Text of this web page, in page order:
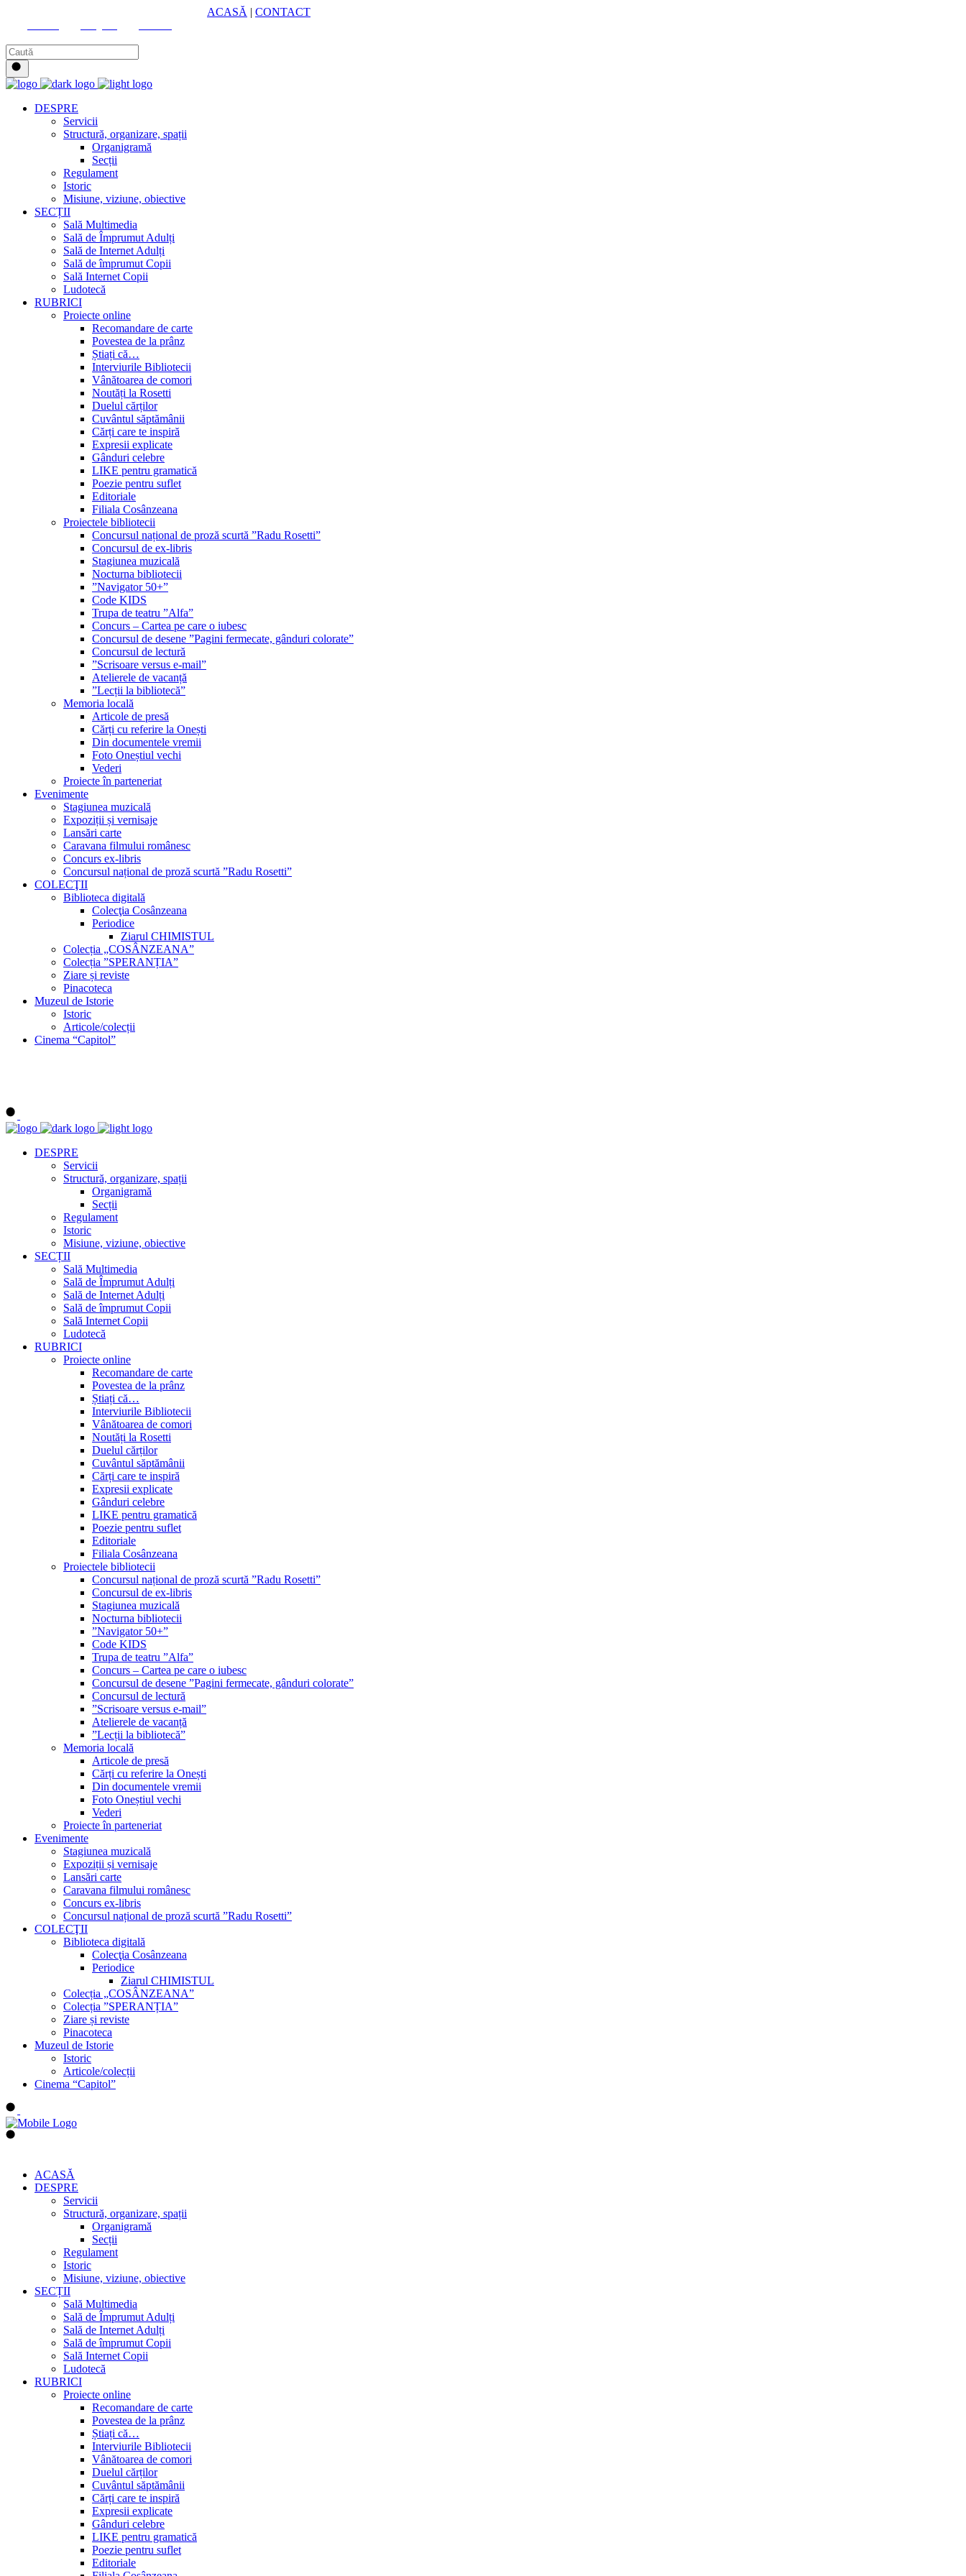
ACASĂ | CONTACT
DESPRE
Servicii
Structură, organizare, spații
Organigramă
Secții
Regulament
Istoric
Misiune, viziune, obiective
SECȚII
Sală Multimedia
Sală de Împrumut Adulți
Sală de Internet Adulți
Sală de împrumut Copii
Sală Internet Copii
Ludotecă
RUBRICI
Proiecte online
Recomandare de carte
Povestea de la prânz
Știați că…
Interviurile Bibliotecii
Vânătoarea de comori
Noutăți la Rosetti
Duelul cărților
Cuvântul săptămânii
Cărți care te inspiră
Expresii explicate
Gânduri celebre
LIKE pentru gramatică
Poezie pentru suflet
Editoriale
Filiala Cosânzeana
Proiectele bibliotecii
Concursul național de proză scurtă ”Radu Rosetti”
Concursul de ex-libris
Stagiunea muzicală
Nocturna bibliotecii
”Navigator 50+”
Code KIDS
Trupa de teatru ”Alfa”
Concurs – Cartea pe care o iubesc
Concursul de desene ”Pagini fermecate, gânduri colorate”
Concursul de lectură
”Scrisoare versus e-mail”
Atelierele de vacanță
”Lecții la bibliotecă”
Memoria locală
Articole de presă
Cărți cu referire la Onești
Din documentele vremii
Foto Oneștiul vechi
Vederi
Proiecte în parteneriat
Evenimente
Stagiunea muzicală
Expoziții și vernisaje
Lansări carte
Caravana filmului românesc
Concurs ex-libris
Concursul național de proză scurtă ”Radu Rosetti”
COLECŢII
Biblioteca digitală
Colecţia Cosânzeana
Periodice
Ziarul CHIMISTUL
Colecția „COSÂNZEANA”
Colecția ”SPERANȚIA”
Ziare și reviste
Pinacoteca
Muzeul de Istorie
Istoric
Articole/colecții
Cinema “Capitol”
DESPRE
Servicii
Structură, organizare, spații
Organigramă
Secții
Regulament
Istoric
Misiune, viziune, obiective
SECȚII
Sală Multimedia
Sală de Împrumut Adulți
Sală de Internet Adulți
Sală de împrumut Copii
Sală Internet Copii
Ludotecă
RUBRICI
Proiecte online
Recomandare de carte
Povestea de la prânz
Știați că…
Interviurile Bibliotecii
Vânătoarea de comori
Noutăți la Rosetti
Duelul cărților
Cuvântul săptămânii
Cărți care te inspiră
Expresii explicate
Gânduri celebre
LIKE pentru gramatică
Poezie pentru suflet
Editoriale
Filiala Cosânzeana
Proiectele bibliotecii
Concursul național de proză scurtă ”Radu Rosetti”
Concursul de ex-libris
Stagiunea muzicală
Nocturna bibliotecii
”Navigator 50+”
Code KIDS
Trupa de teatru ”Alfa”
Concurs – Cartea pe care o iubesc
Concursul de desene ”Pagini fermecate, gânduri colorate”
Concursul de lectură
”Scrisoare versus e-mail”
Atelierele de vacanță
”Lecții la bibliotecă”
Memoria locală
Articole de presă
Cărți cu referire la Onești
Din documentele vremii
Foto Oneștiul vechi
Vederi
Proiecte în parteneriat
Evenimente
Stagiunea muzicală
Expoziții și vernisaje
Lansări carte
Caravana filmului românesc
Concurs ex-libris
Concursul național de proză scurtă ”Radu Rosetti”
COLECŢII
Biblioteca digitală
Colecţia Cosânzeana
Periodice
Ziarul CHIMISTUL
Colecția „COSÂNZEANA”
Colecția ”SPERANȚIA”
Ziare și reviste
Pinacoteca
Muzeul de Istorie
Istoric
Articole/colecții
Cinema “Capitol”
ACASĂ
DESPRE
Servicii
Structură, organizare, spații
Organigramă
Secții
Regulament
Istoric
Misiune, viziune, obiective
SECȚII
Sală Multimedia
Sală de Împrumut Adulți
Sală de Internet Adulți
Sală de împrumut Copii
Sală Internet Copii
Ludotecă
RUBRICI
Proiecte online
Recomandare de carte
Povestea de la prânz
Știați că…
Interviurile Bibliotecii
Vânătoarea de comori
Duelul cărților
Cuvântul săptămânii
Cărți care te inspiră
Expresii explicate
Gânduri celebre
LIKE pentru gramatică
Poezie pentru suflet
Editoriale